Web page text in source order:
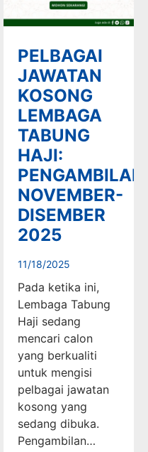
PELBAGAI
JAWATAN
KOSONG
LEMBAGA
TABUNG
HAJI:
PENGAMBILAN
NOVEMBER-
DISEMBER
2025
11/18/2025
Pada ketika ini,
Lembaga Tabung
Haji sedang
mencari calon
yang berkualiti
untuk mengisi
pelbagai jawatan
kosong yang
sedang dibuka.
Pengambilan…